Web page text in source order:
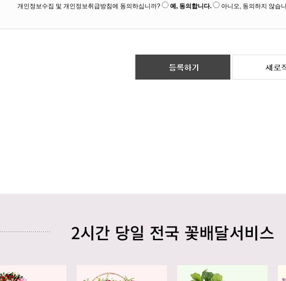
개인정보수집 및 개인정보취급방침에 동의하십니까? 예, 동의합니다. 아니오, 동의하지 않습